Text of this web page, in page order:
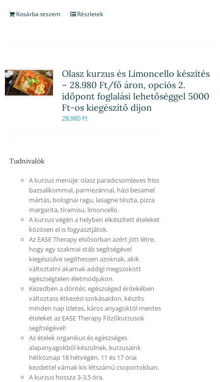
Kosárba teszem Részletek
Olasz kurzus és Limoncello készítés
– 28.980 Ft/fő áron, opciós 2.
időpont foglalási lehetőséggel 5000
Ft-os kiegészítő díjon
28,980 Ft
Tudnivalók
A kurzus menüje: olasz paradicsomleves friss
bazsalikommal, parmezánnal, házi besamel
mártás, bolognai ragu, lasagne tészta, pizza
margarita, tiramisu, limoncello.
A kurzus végén a helyben elkészített ételeket
közösen el is fogyasztjátok.
Az EASE Therapy elsősorban azért jött létre,
hogy egy szakmai stáb segítségével
kiegészülve segíthessen azoknak, akik
változtatni akarnak addigi megszokott
egészségtelen életmódjukon.
Kezedben a döntés: egészséged érdekében
változtass étkezési szokásaidon, készíts
minden nap ízletes, káros anyagoktól mentes
ételeket az EASE Therapy Főzőkurzusok
segítségével!
Az ételek organikus és egészséges
alapanyagokból készülnek, kurzusaink
hétköznap 18 hétvégén, 11 és 17 órai
kezdettel várnak kis létszámú csoportokban.
A kurzus hossza 3-3,5 óra.